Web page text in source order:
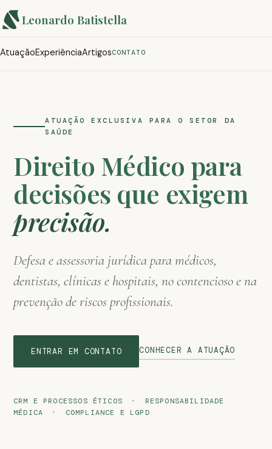
Advogado de Direito Médico
Leonardo Batistella
AtuaçãoExperiênciaArtigosCONTATO
ATUAÇÃO EXCLUSIVA PARA O SETOR DA
SAÚDE
Direito Médico para
decisões que exigem
precisão.
Defesa e assessoria jurídica para médicos,
dentistas, clínicas e hospitais, no contencioso e na
prevenção de riscos profissionais.
ENTRAR EM CONTATO CONHECER A ATUAÇÃO
CRM E PROCESSOS ÉTICOS •
RESPONSABILIDADE
MÉDICA
• COMPLIANCE E LGPD